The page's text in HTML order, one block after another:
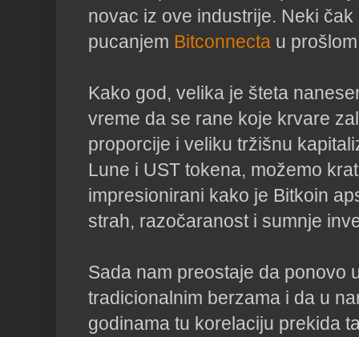
novac iz ove industrije. Neki
pucanjem Bitconnecta u
Kako god, velika je šteta
vreme da se rane koje krvare
proporcije i veliku tržišnu
Lune i UST tokena, možemo
impresionirani kako je Bitkoin
strah, razočaranost i sumnje
Sada nam preostaje da ponovo
tradicionalnim berzama i da u
godinama tu korelaciju prekida